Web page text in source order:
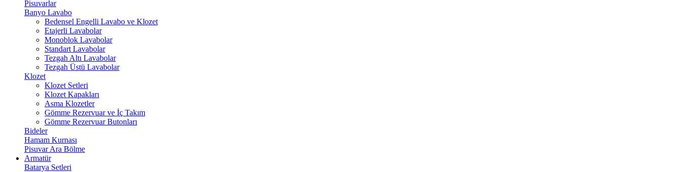
Pisuvarlar
Banyo Lavabo
Bedensel Engelli Lavabo ve Klozet
Etajerli Lavabolar
Monoblok Lavabolar
Standart Lavabolar
Tezgah Altı Lavabolar
Tezgah Üstü Lavabolar
Klozet
Klozet Setleri
Klozet Kapakları
Asma Klozetler
Gömme Rezervuar ve İç Takım
Gömme Rezervuar Butonları
Bideler
Hamam Kurnası
Pisuvar Ara Bölme
Armatür
Batarya Setleri